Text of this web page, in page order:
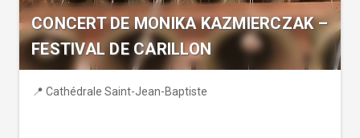
CONCERT DE MONIKA KAZMIERCZAK –
FESTIVAL DE CARILLON
📍 Cathédrale Saint-Jean-Baptiste